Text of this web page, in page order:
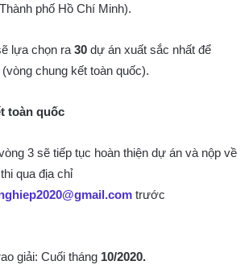
phố Hồ Chí Minh).
lựa chọn ra 30 dự án xuất sắc nhất để
chung kết toàn quốc).
toàn quốc
3 sẽ tiếp tục hoàn thiện dự án và nộp về
qua địa chỉ
trước
giải: Cuối tháng 10/2020.